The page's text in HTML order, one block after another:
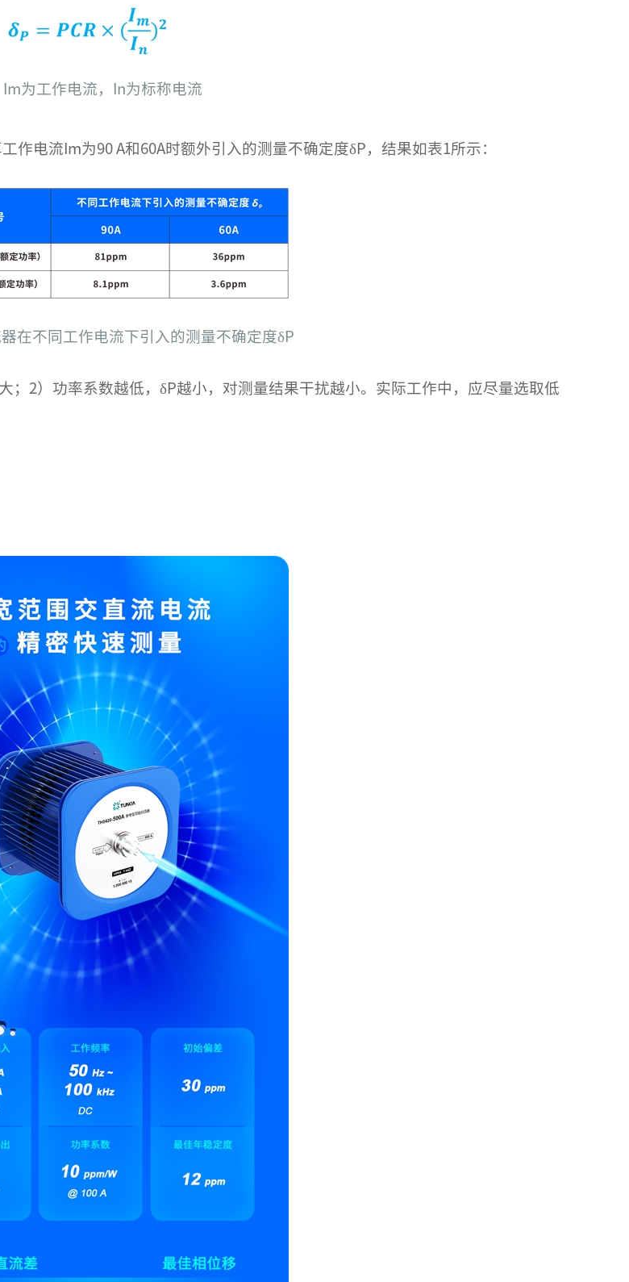
Im为工作电流，In为标称电流
作电流Im为90 A和60A时额外引入的测量不确定度δP，结果如表1所示：
在不同工作电流下引入的测量不确定度δP
；2）功率系数越低，δP越小，对测量结果干扰越小。实际工作中，应尽量选取低